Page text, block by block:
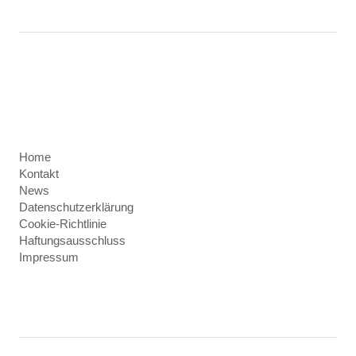
Home
Kontakt
News
Datenschutzerklärung
Cookie-Richtlinie
Haftungsausschluss
Impressum